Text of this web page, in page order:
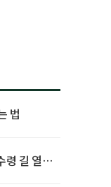
법
령 길 열린